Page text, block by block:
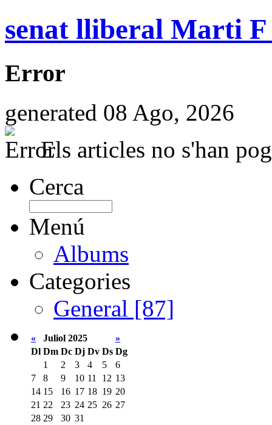
senat lliberal Marti
Error
generated 08 Ago, 2026
Els articles no s'han
Cerca
Menú
Albums
Categories
General [87]
« Juliol 2025
»
Dl Dm Dc Dj Dv Ds Dg
1
2 3 4 5
6
7
8 9 10 11 12 13
14 15 16 17 18 19 20
21 22 23 24 25 26 27
28 29 30 31